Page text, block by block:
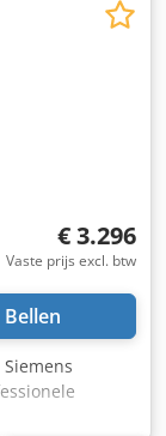
€ 3.296
Vaste prijs excl. btw
Bellen